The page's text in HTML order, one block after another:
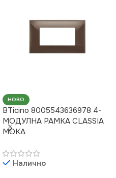
НОВО
BTicino 8005543636978 4-
МОДУЛНА РАМКА CLASSIA
МОКА
Налично